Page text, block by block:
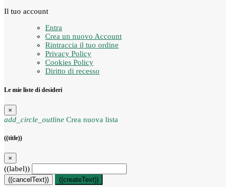
Il tuo account
Entra
Crea un nuovo Account
Rintraccia il tuo ordine
Privacy Policy
Cookies Policy
Diritto di recesso
Le mie liste di desideri
×
add_circle_outline Crea nuova lista
((title))
×
((label))
((cancelText)) ((createText))